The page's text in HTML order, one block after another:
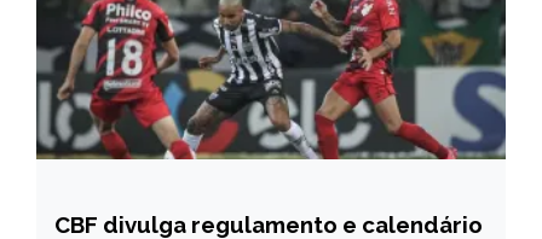
ESPORTES
CBF divulga regulamento e calendário